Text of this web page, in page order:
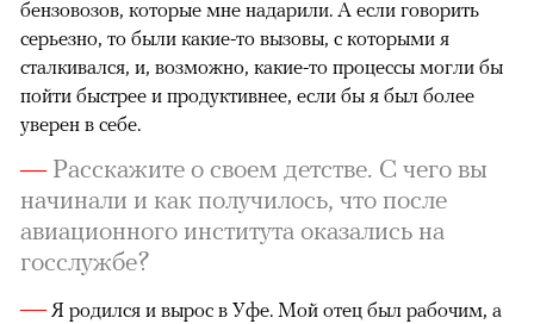
бензовозов, которые мне надарили. А если говорить
серьезно, то были какие-то вызовы, с которыми я
сталкивался, и, возможно, какие-то процессы могли бы
пойти быстрее и продуктивнее, если бы я был более
уверен в себе.
—Расскажите о своем детстве. С чего вы
начинали и как получилось, что после
авиационного института оказались на
госслужбе?
—Я родился и вырос в Уфе. Мой отец был рабочим, а